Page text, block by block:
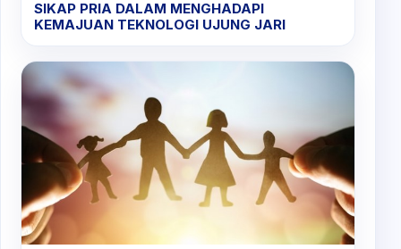
SIKAP PRIA DALAM MENGHADAPI
KEMAJUAN TEKNOLOGI UJUNG JARI